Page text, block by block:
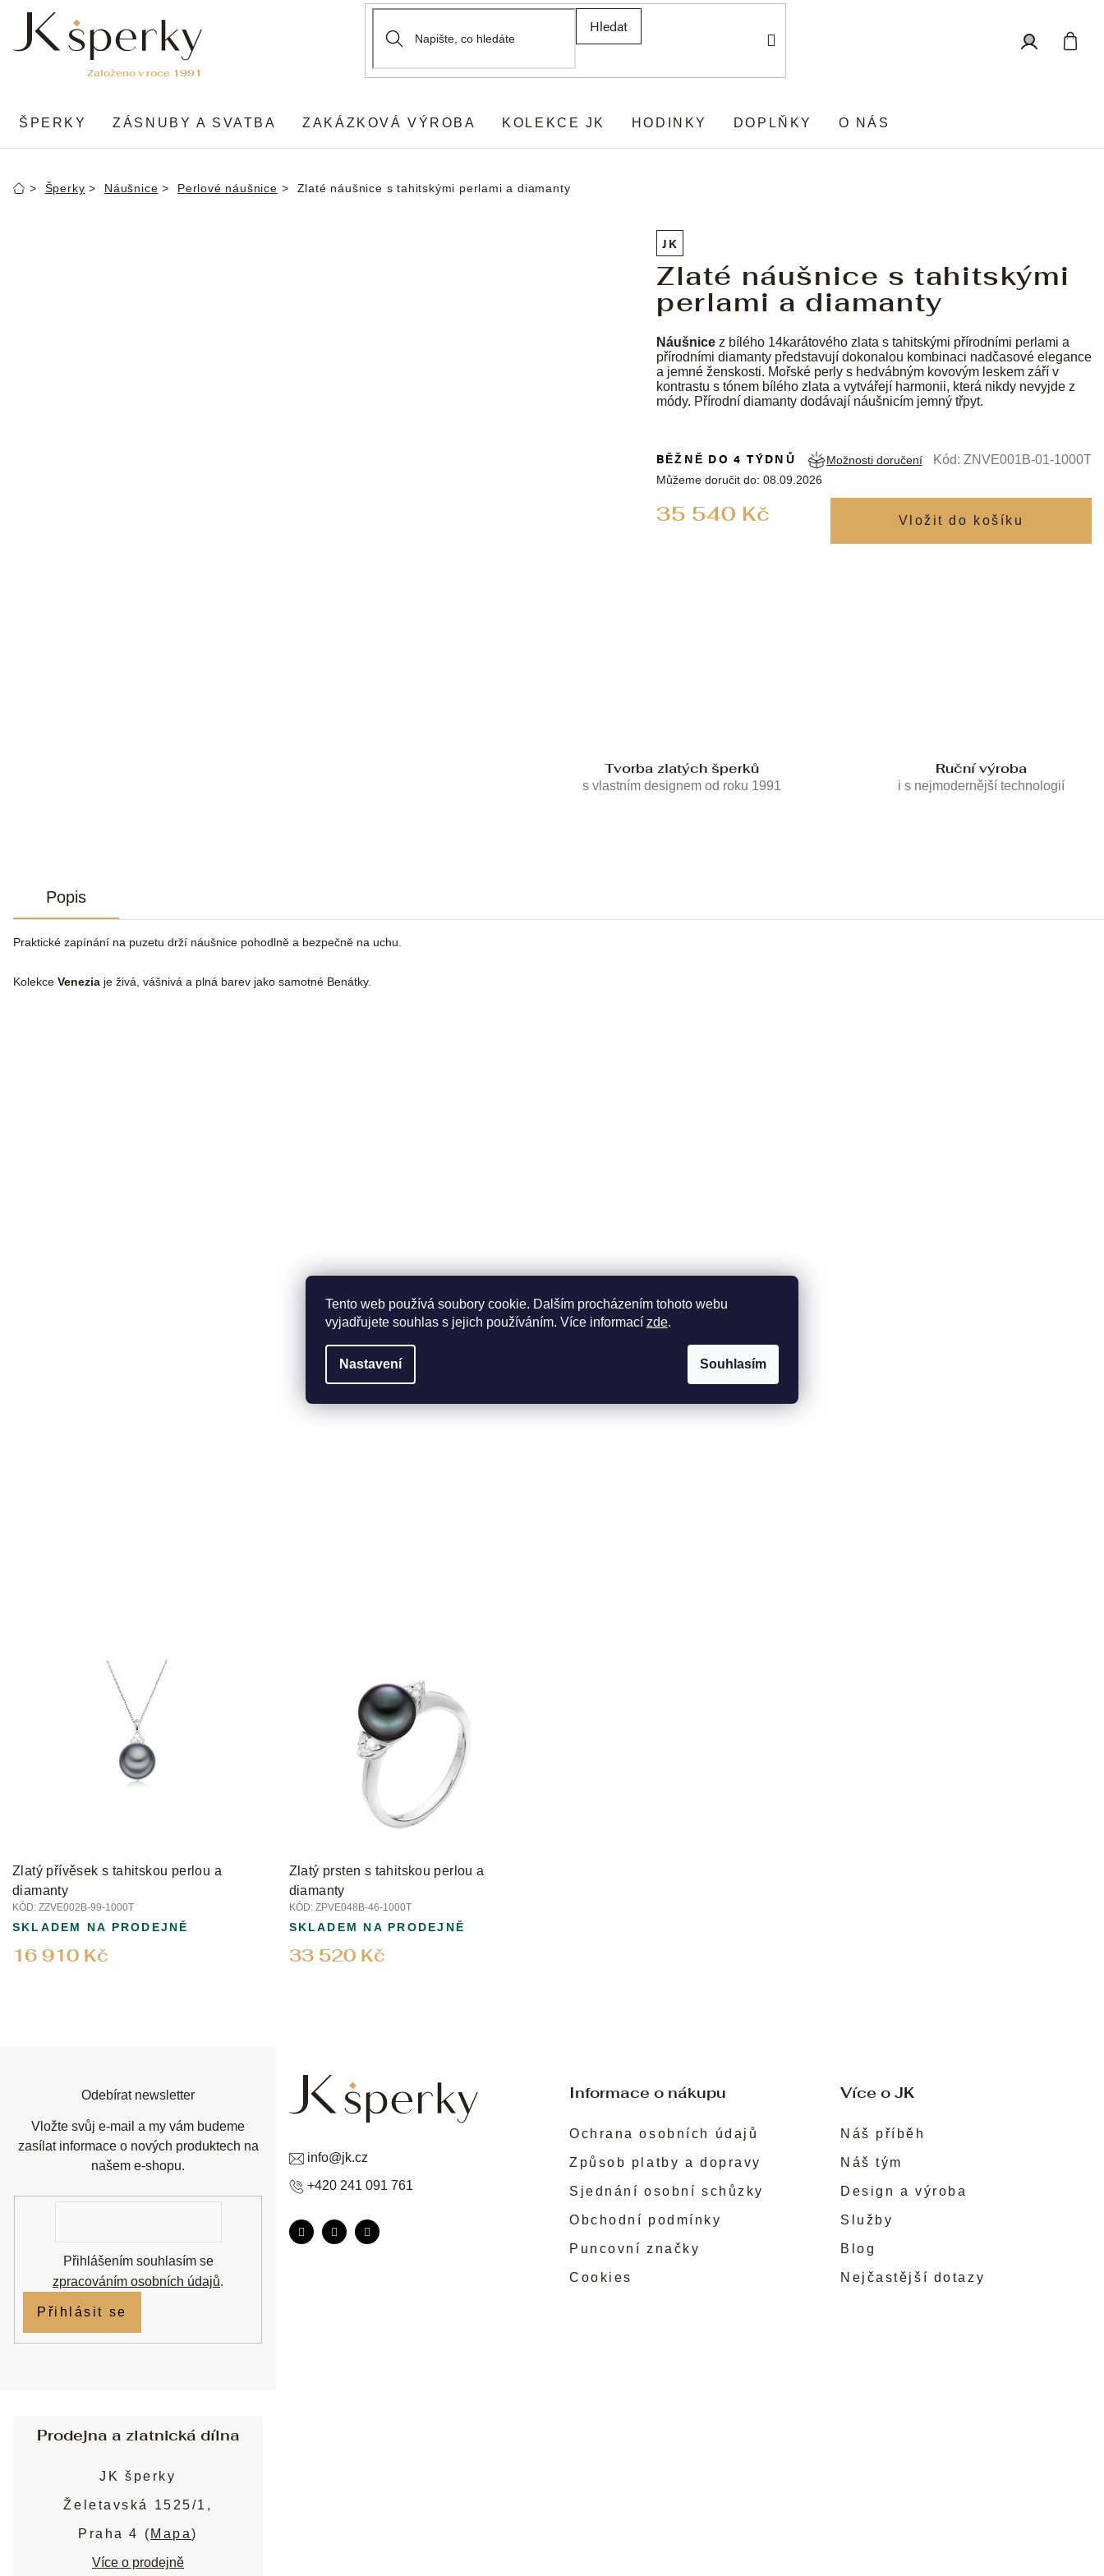
Tento web používá soubory cookie. Dalším procházením tohoto webu
vyjadřujete souhlas s jejich používáním. Více informací zde.
Nastavení Souhlasím
obsah
Hledat
ŠPERKY ZÁSNUBY A SVATBA ZAKÁZKOVÁ VÝROBA KOLEKCE JK HODINKY DOPLŇKY O NÁS
DomůŠperky Náušnice Perlové náušnice Zlaté náušnice s tahitskými perlami a diamanty
JK
Zlaté náušnice s tahitskými
perlami a diamanty
Náušnice z bílého 14karátového zlata s tahitskými přírodními perlami a
přírodními diamanty představují dokonalou kombinaci nadčasové elegance
a jemné ženskosti. Mořské perly s hedvábným kovovým leskem září v
kontrastu s tónem bílého zlata a vytvářejí harmonii, která nikdy nevyjde z
módy. Přírodní diamanty dodávají náušnicím jemný třpyt.
35 540 Kč
BĚŽNĚ DO 4 TÝDNŮ
Můžeme doručit do: 08.09.2026
Možnosti doručení Kód: ZNVE001B-01-1000T
Tvorba zlatých šperků
s vlastním designem od roku 1991
Ruční výroba
i s nejmodernější technologií
Popis
Praktické zapínání na puzetu drží náušnice pohodlně a bezpečně na uchu.
Kolekce Venezia je živá, vášnivá a plná barev jako samotné Benátky.
Zlatý přívěsek s tahitskou perlou a
diamanty
KÓD: ZZVE002B-99-1000T
16 910 Kč
SKLADEM NA PRODEJNĚ
Zlatý prsten s tahitskou perlou a
diamanty
KÓD: ZPVE048B-46-1000T
33 520 Kč
SKLADEM NA PRODEJNĚ
Informace o nákupu
Ochrana osobních údajů
Způsob platby a dopravy
Sjednání osobní schůzky
Obchodní podmínky
Puncovní značky
Cookies
Více o JK
Náš příběh
Náš tým
Design a výroba
Služby
Blog
Nejčastější dotazy
info@jk.cz
+420 241 091 761
Odebírat newsletter
Vložte svůj e-mail a my vám budeme
zasílat informace o nových produktech na
našem e-shopu.
Přihlášením souhlasím se
zpracováním osobních údajů.
Přihlásit se
Prodejna a zlatnická dílna
JK šperky
Želetavská 1525/1,
Praha 4 ( Mapa)
Více o prodejně